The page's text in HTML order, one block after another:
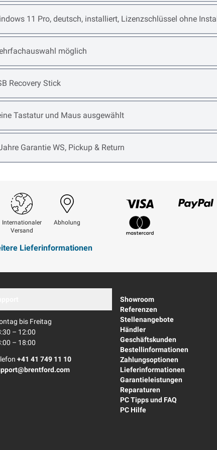
11 Pro, deutsch, installiert, Lizenzschlüssel ohne
item options
möglich
item options
Recovery Stick
item options
Tastatur und Maus ausgewählt
item options
Garantie WS, Pickup & Return
item options
Internationaler
Versand
Abholung
Lieferinformationen
Visum
bis Freitag
– 12:00
– 18:00
+41 41 749 11 10
Showroom
Referenzen
Stellenangebote
Händler
Geschäftskunden
Bestellinformationen
Zahlungsoptionen
Lieferinformationen
Garantieleistungen
Reparaturen
PC Tipps und FAQ
PC Hilfe